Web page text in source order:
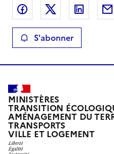
Partager sur Facebook
Partager sur X
S'abonner
MINISTÈRES
TRANSITION
AMÉNAGEMENT DU
TRANSPORTS
VILLE ET LOGEMENT